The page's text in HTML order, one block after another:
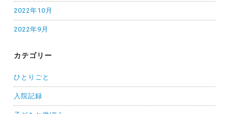
2022年10月
2022年9月
カテゴリー
ひとりごと
入院記録